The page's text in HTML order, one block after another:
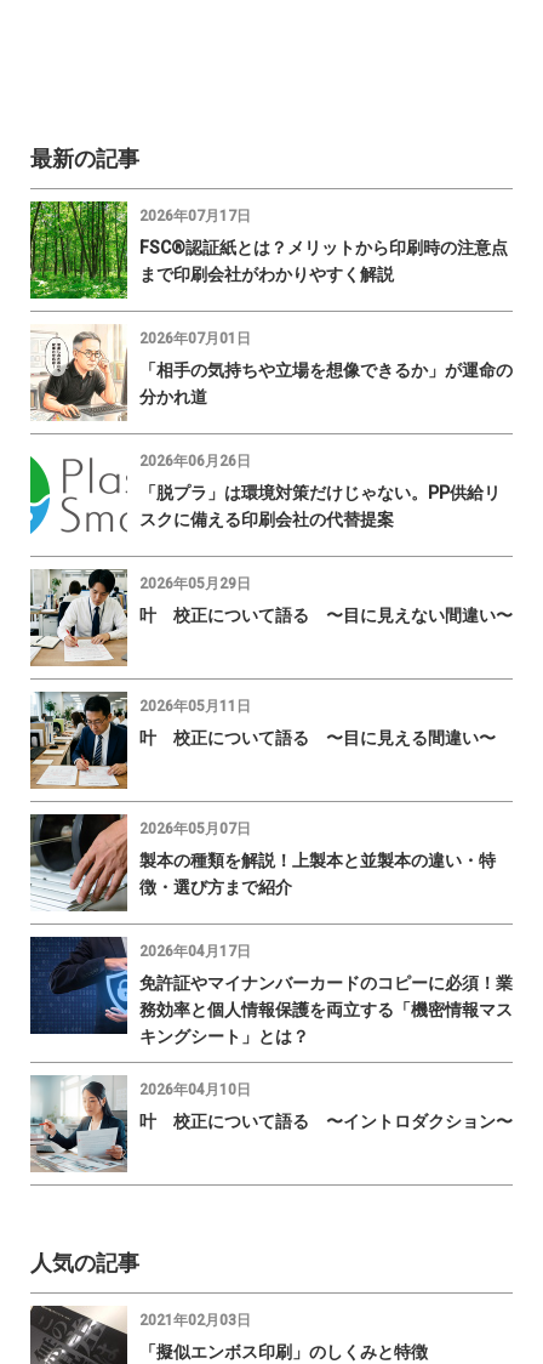
最新の記事
2026年07月17日
FSC®認証紙とは？メリットから印刷時の注意点
まで印刷会社がわかりやすく解説
2026年07月01日
「相手の気持ちや立場を想像できるか」が運命の
分かれ道
2026年06月26日
「脱プラ」は環境対策だけじゃない。PP供給リ
スクに備える印刷会社の代替提案
2026年05月29日
叶 校正について語る 〜目に見えない間違い〜
2026年05月11日
叶 校正について語る 〜目に見える間違い〜
2026年05月07日
製本の種類を解説！上製本と並製本の違い・特
徴・選び方まで紹介
2026年04月17日
免許証やマイナンバーカードのコピーに必須！業
務効率と個人情報保護を両立する「機密情報マス
キングシート」とは？
2026年04月10日
叶 校正について語る 〜イントロダクション〜
人気の記事
2021年02月03日
「擬似エンボス印刷」のしくみと特徴